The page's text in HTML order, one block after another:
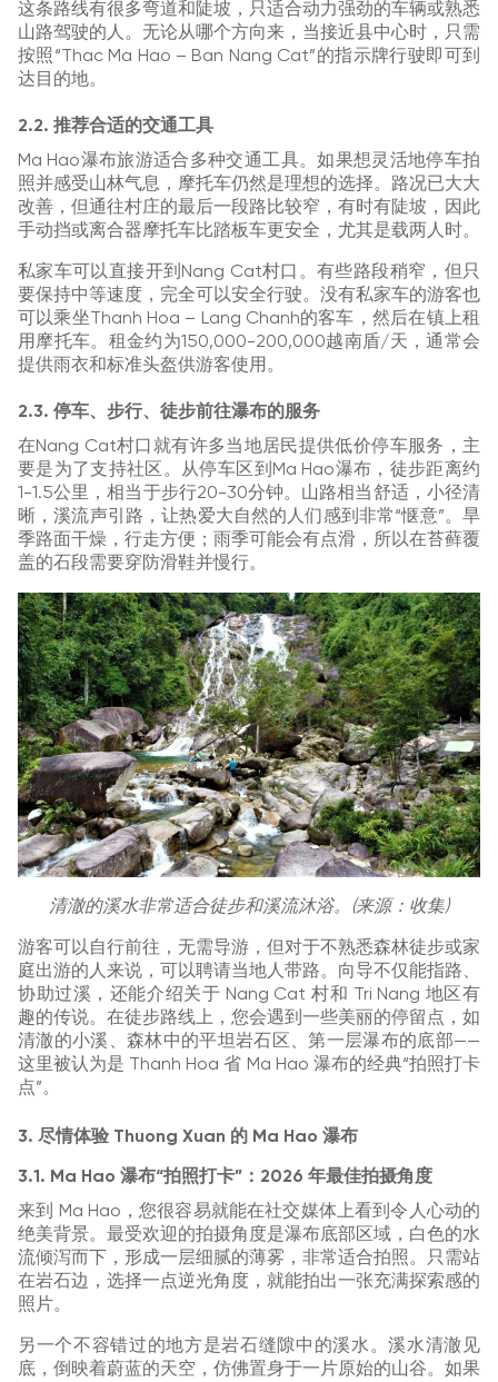
这条路线有很多弯道和陡坡，只适合动力强劲的车辆或熟悉
山路驾驶的人。无论从哪个方向来，当接近县中心时，只需
按照“Thac Ma Hao – Ban Nang Cat”的指示牌行驶即可到
达目的地。
2.2. 推荐合适的交通工具
Ma Hao瀑布旅游适合多种交通工具。如果想灵活地停车拍
照并感受山林气息，摩托车仍然是理想的选择。路况已大大
改善，但通往村庄的最后一段路比较窄，有时有陡坡，因此
手动挡或离合器摩托车比踏板车更安全，尤其是载两人时。
私家车可以直接开到Nang Cat村口。有些路段稍窄，但只
要保持中等速度，完全可以安全行驶。没有私家车的游客也
可以乘坐Thanh Hoa – Lang Chanh的客车，然后在镇上租
用摩托车。租金约为150,000-200,000越南盾/天，通常会
提供雨衣和标准头盔供游客使用。
2.3. 停车、步行、徒步前往瀑布的服务
在Nang Cat村口就有许多当地居民提供低价停车服务，主
要是为了支持社区。从停车区到Ma Hao瀑布，徒步距离约
1-1.5公里，相当于步行20-30分钟。山路相当舒适，小径清
晰，溪流声引路，让热爱大自然的人们感到非常“惬意”。旱
季路面干燥，行走方便；雨季可能会有点滑，所以在苔藓覆
盖的石段需要穿防滑鞋并慢行。
清澈的溪水非常适合徒步和溪流沐浴。(来源：收集)
游客可以自行前往，无需导游，但对于不熟悉森林徒步或家
庭出游的人来说，可以聘请当地人带路。向导不仅能指路、
协助过溪，还能介绍关于 Nang Cat 村和 Tri Nang 地区有
趣的传说。在徒步路线上，您会遇到一些美丽的停留点，如
清澈的小溪、森林中的平坦岩石区、第一层瀑布的底部——
这里被认为是 Thanh Hoa 省 Ma Hao 瀑布的经典“拍照打卡
点”。
3. 尽情体验 Thuong Xuan 的 Ma Hao 瀑布
3.1. Ma Hao 瀑布“拍照打卡”：2026 年最佳拍摄角度
来到 Ma Hao，您很容易就能在社交媒体上看到令人心动的
绝美背景。最受欢迎的拍摄角度是瀑布底部区域，白色的水
流倾泻而下，形成一层细腻的薄雾，非常适合拍照。只需站
在岩石边，选择一点逆光角度，就能拍出一张充满探索感的
照片。
另一个不容错过的地方是岩石缝隙中的溪水。溪水清澈见
底，倒映着蔚蓝的天空，仿佛置身于一片原始的山谷。如果